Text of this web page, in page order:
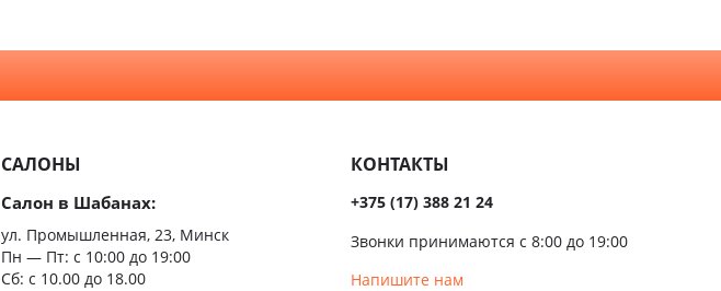
САЛОНЫ
Салон в Шабанах:
ул. Промышленная, 23, Минск
Пн — Пт: с 10:00 до 19:00
Сб: с 10.00 до 18.00
КОНТАКТЫ
+375 (17) 388 21 24
Звонки принимаются с 8:00 до 19:00
Напишите нам